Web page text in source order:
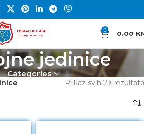
0 0.00
jedinice
Categories
Prikaz svih 29 rezultata